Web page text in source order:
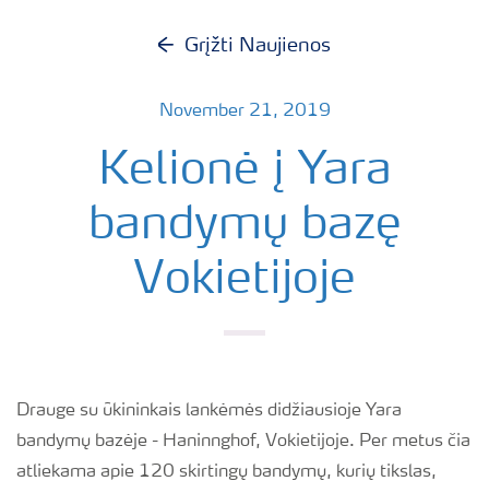
Grįžti Naujienos
November 21, 2019
Kelionė į Yara
bandymų bazę
Vokietijoje
Drauge su ūkininkais lankėmės didžiausioje Yara
bandymų bazėje - Haninnghof, Vokietijoje. Per metus čia
atliekama apie 120 skirtingų bandymų, kurių tikslas,